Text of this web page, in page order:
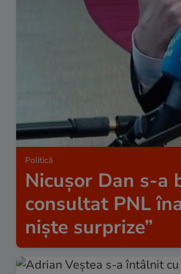
Politică
Nicușor Dan s-a
consultat PNL
niște surprize”